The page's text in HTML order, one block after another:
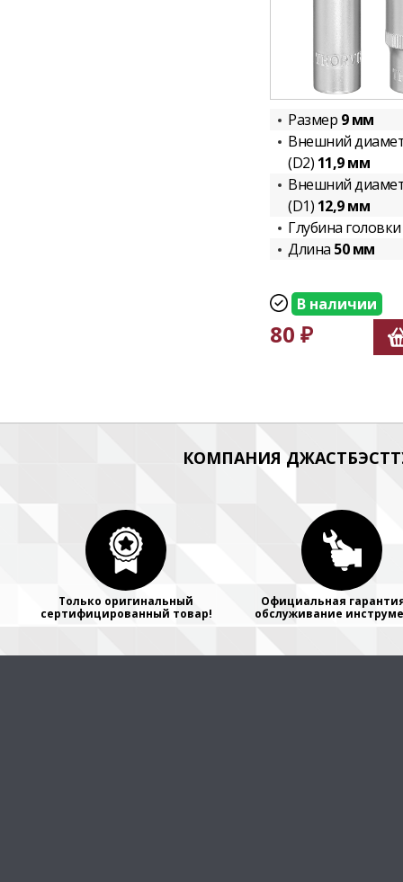
Размер 9 мм
Внешний
(D2) 11,9 мм
Внешний
(D1) 12,9 мм
Глубина головки
Длина 50 мм
В наличии
80 ₽
КОМПАНИЯ
Только оригинальный
сертифицированный товар!
Официальная
обслуживание